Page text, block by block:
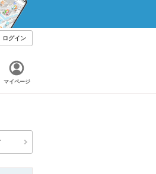
ログイン
マイページ